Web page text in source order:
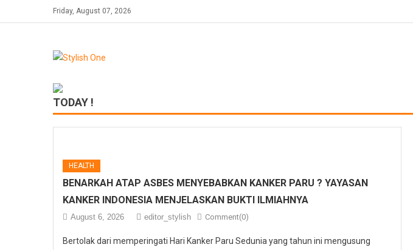
to
Friday, August 07, 2026
TODAY !
HEALTH
BENARKAH ATAP ASBES MENYEBABKAN KANKER PARU ? YAYASAN
KANKER INDONESIA MENJELASKAN BUKTI ILMIAHNYA
August 6, 2026 editor_stylish Comment(0)
Bertolak dari memperingati Hari Kanker Paru Sedunia yang tahun ini mengusung